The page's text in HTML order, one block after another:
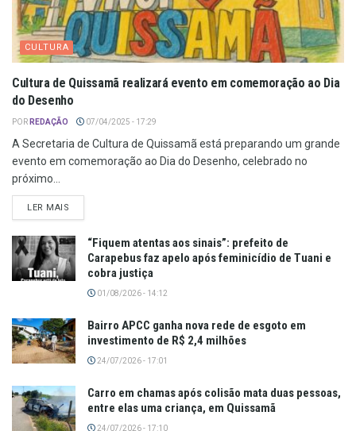
CULTURA
Cultura de Quissamã realizará evento em comemoração ao Dia
do Desenho
POR REDAÇÃO 07/04/2025 - 17:29
A Secretaria de Cultura de Quissamã está preparando um grande
evento em comemoração ao Dia do Desenho, celebrado no
próximo...
LER MAIS
“Fiquem atentas aos sinais”: prefeito de
Carapebus faz apelo após feminicídio de Tuani e
cobra justiça
01/08/2026 - 14:12
Bairro APCC ganha nova rede de esgoto em
investimento de R$ 2,4 milhões
24/07/2026 - 17:01
Carro em chamas após colisão mata duas pessoas,
entre elas uma criança, em Quissamã
24/07/2026 - 17:10